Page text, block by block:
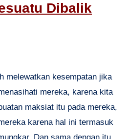
Dibalik
melewatkan kesempatan jika
mereka, karena kita
maksiat itu pada mereka,
karena hal ini termasuk